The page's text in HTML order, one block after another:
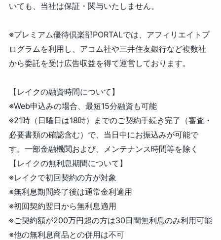
いても、当社は保証・関与いたしません。
※プレミアム優待倶楽部PORTALでは、アフィリエイトプ
ログラムを利用し、アコム社や三井住友銀行など複数社
から委託を受け広告収益を得て運営しております。
【レイクの融資時間について】
※Web申込みの場合、最短15分融資も可能
※21時（日曜日は18時）までのご契約手続き完了（審査・
必要書類の確認含む）で、当日中にお振込みが可能で
す。一部金融機関および、メンテナンス時間等を除く
【レイクの無利息期間について】
※レイクで初回契約の方が対象
※無利息期間終了後は通常金利適用
※初回契約翌日から無利息適用
※ご契約額が200万円超の方は30日間無利息のみ利用可能
※他の無利息商品との併用は不可